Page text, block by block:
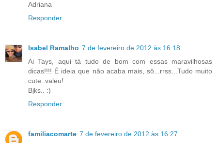
Adriana
Responder
Isabel Ramalho 7 de fevereiro de 2012 às 16:18
Ai Tays, aqui tá tudo de bom com essas maravilhosas
dicas!!!! É ideia que não acaba mais, sô...rrss...Tudo muito
cute..valeu!
Bjks.. :)
Responder
familiacomarte 7 de fevereiro de 2012 às 16:27